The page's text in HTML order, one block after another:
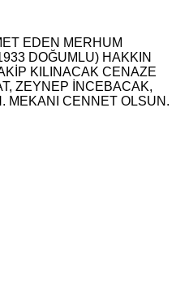
EDEN MERHUM
DOĞUMLU) HAKKIN
KILINACAK CENAZE
ZEYNEP İNCEBACAK,
MEKANI CENNET OLSUN.